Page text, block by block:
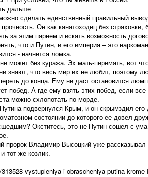
дальше
сделать единственный правильный
Он как канатоходец без
за этим парнем и искать возможность
что и Путин, и его империя – это
- начнется ломка.
может без куража. Эх мать-перемать, вот
знают, что весь мир их не любит, поэтому
до конца. Ему не даст остановится
побед. А где ему взять этих побед, если
можно схлопотать по морде.
подвернулся Крым, и он скрымздил
состоянии до которого ее довел
Окститесь, это не Путин сошел с
пророк Владимир Высоцкий уже
тот же козлик.
vystupleniya-i-obrascheniya-putina-